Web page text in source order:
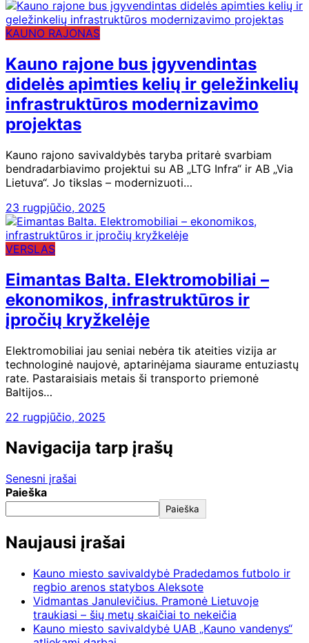
KAUNO RAJONAS
Kauno rajone bus įgyvendintas
didelės apimties kelių ir geležinkelių
infrastruktūros modernizavimo
projektas
Kauno rajono savivaldybės taryba pritarė svarbiam
bendradarbiavimo projektui su AB „LTG Infra“ ir AB „Via
Lietuva“. Jo tikslas – modernizuoti…
23 rugpjūčio, 2025
VERSLAS
Eimantas Balta. Elektromobiliai –
ekonomikos, infrastruktūros ir
įpročių kryžkelėje
Elektromobiliai jau seniai nebėra tik ateities vizija ar
technologinė naujovė, aptarinėjama siaurame entuziastų
rate. Pastaraisiais metais ši transporto priemonė
Baltijos…
22 rugpjūčio, 2025
Navigacija tarp įrašų
Senesni įrašai
Paieška
Paieška
Naujausi įrašai
Kauno miesto savivaldybė Pradedamos futbolo ir
regbio arenos statybos Aleksote
Vidmantas Janulevičius. Pramonė Lietuvoje
traukiasi – šių metų skaičiai to nekeičia
Kauno miesto savivaldybė UAB „Kauno vandenys“